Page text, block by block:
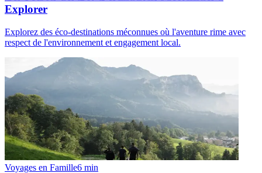
Explorer
Explorez des éco-destinations méconnues où l'aventure rime avec
respect de l'environnement et engagement local.
Voyages en Famille6 min